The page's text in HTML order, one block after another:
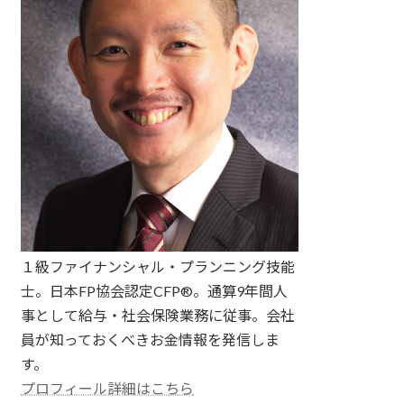
１級ファイナンシャル・プランニング技能
士。日本FP協会認定CFP®。通算9年間人
事として給与・社会保険業務に従事。会社
員が知っておくべきお金情報を発信しま
す。
プロフィール詳細はこちら